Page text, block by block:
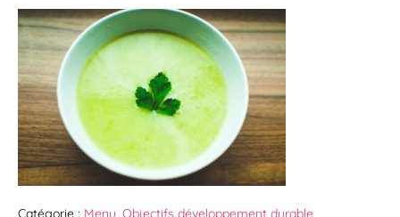
Catégorie : Menu Objectifs développement durable